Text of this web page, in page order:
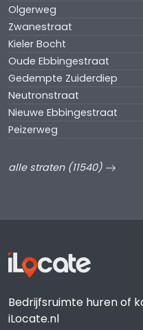
Olgerweg
Zwanestraat
Kieler Bocht
Oude Ebbingestraat
Gedempte Zuiderdiep
Neutronstraat
Nieuwe Ebbingestraat
Peizerweg
alle straten (11540)
Bedrijfsruimte huren of
iLocate.nl